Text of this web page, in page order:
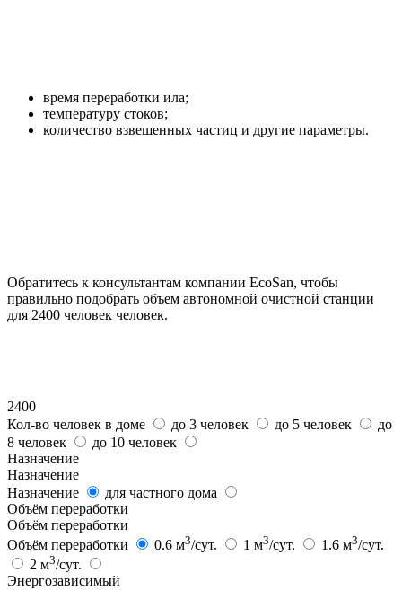
время переработки ила;
температуру стоков;
количество взвешенных частиц и другие параметры.
Обратитесь к консультантам компании EcoSan, чтобы
правильно подобрать объем автономной очистной станции
для 2400 человек человек.
2400
Кол-во человек в доме
до 3 человек до 5 человек
до
8 человек
до 10 человек
Назначение
Назначение
Назначение
для частного дома
Объём переработки
Объём переработки
Объём переработки
0.6 м3/сут. 1 м3/сут. 1.6 м3/сут.
2 м3/сут.
Энергозависимый